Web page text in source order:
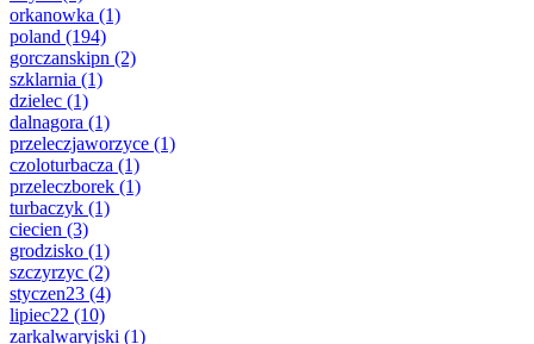
orkanowka (1)
poland (194)
gorczanskipn (2)
szklarnia (1)
dzielec (1)
dalnagora (1)
przeleczjaworzyce (1)
czoloturbacza (1)
przeleczborek (1)
turbaczyk (1)
ciecien (3)
grodzisko (1)
szczyrzyc (2)
styczen23 (4)
lipiec22 (10)
zarkalwaryjski (1)